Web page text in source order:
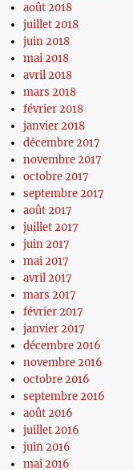
août 2018
juillet 2018
juin 2018
mai 2018
avril 2018
mars 2018
février 2018
janvier 2018
décembre 2017
novembre 2017
octobre 2017
septembre 2017
août 2017
juillet 2017
juin 2017
mai 2017
avril 2017
mars 2017
février 2017
janvier 2017
décembre 2016
novembre 2016
octobre 2016
septembre 2016
août 2016
juillet 2016
juin 2016
mai 2016